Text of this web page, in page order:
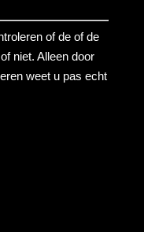
of de of de
niet. Alleen door
weet u pas echt